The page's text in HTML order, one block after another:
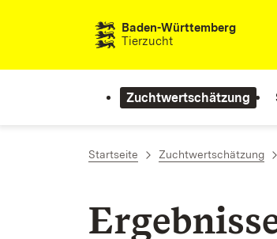
Zum Inhalt springenBaden-Württemberg
Tierzucht
Zuchtwertschätzung
Startseite Zuchtwertschätzung